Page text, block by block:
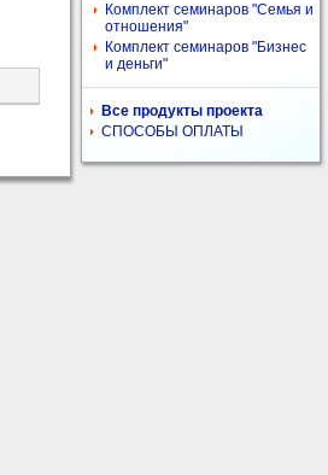
Комплект семинаров "Семья и
отношения"
Комплект семинаров "Бизнес
и деньги"
Все продукты проекта
СПОСОБЫ ОПЛАТЫ